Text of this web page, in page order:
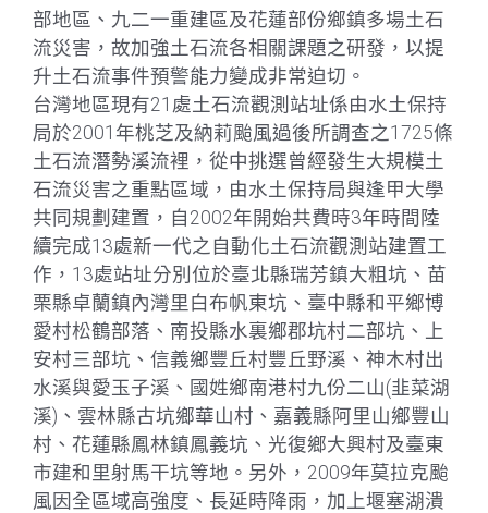
部地區、九二一重建區及花蓮部份鄉鎮多場土石
流災害，故加強土石流各相關課題之研發，以提
升土石流事件預警能力變成非常迫切。
台灣地區現有21處土石流觀測站址係由水土保持
局於2001年桃芝及納莉颱風過後所調查之1725條
土石流潛勢溪流裡，從中挑選曾經發生大規模土
石流災害之重點區域，由水土保持局與逢甲大學
共同規劃建置，自2002年開始共費時3年時間陸
續完成13處新一代之自動化土石流觀測站建置工
作，13處站址分別位於臺北縣瑞芳鎮大粗坑、苗
栗縣卓蘭鎮內灣里白布帆東坑、臺中縣和平鄉博
愛村松鶴部落、南投縣水裏鄉郡坑村二部坑、上
安村三部坑、信義鄉豐丘村豐丘野溪、神木村出
水溪與愛玉子溪、國姓鄉南港村九份二山(韭菜湖
溪)、雲林縣古坑鄉華山村、嘉義縣阿里山鄉豐山
村、花蓮縣鳳林鎮鳳義坑、光復鄉大興村及臺東
市建和里射馬干坑等地。另外，2009年莫拉克颱
風因全區域高強度、長延時降雨，加上堰塞湖潰